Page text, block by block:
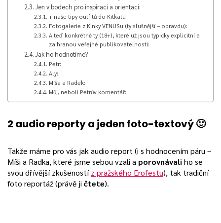
Jen v bodech pro inspiraci a orientaci:
+ naše tipy outfitů do Kitkatu
Fotogalerie z Kinky VENUSu (ty slušnější – opravdu):
A teď konkrétně ty (18+), které už jsou typicky explicitní a
za hranou veřejné publikovatelnosti:
Jak ho hodnotíme?
Petr:
Aly:
Míša a Radek:
Můj, neboli Petrův komentář:
2 audio reporty a jeden foto-textový 🙂
Takže máme pro vás jak audio report (i s hodnocením páru –
Míši a Radka, které jsme sebou vzali a porovnávali ho se
svou dřívější zkušenostíz pražského Erofestu), tak tradiční
foto reportáž (právě ji čtete).